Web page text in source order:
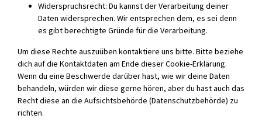
Widerspruchsrecht: Du kannst der Verarbeitung deiner
Daten widersprechen. Wir entsprechen dem, es sei denn
es gibt berechtigte Gründe für die Verarbeitung.
Um diese Rechte auszuüben kontaktiere uns bitte. Bitte beziehe
dich auf die Kontaktdaten am Ende dieser Cookie-Erklärung.
Wenn du eine Beschwerde darüber hast, wie wir deine Daten
behandeln, würden wir diese gerne hören, aber du hast auch das
Recht diese an die Aufsichtsbehörde (Datenschutzbehörde) zu
richten.